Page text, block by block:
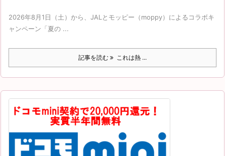
2026年8月1日（土）から、JALとモッピー（moppy）によるコラボキ
ャンペーン「夏の ...
記事を読む これは熱 ...